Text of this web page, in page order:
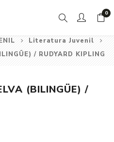
0
Literatura Juvenil
/ RUDYARD KIPLING
(BILINGÜE) /